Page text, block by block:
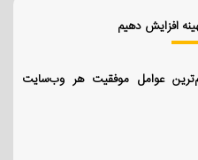
افزایش دهیم
عوامل موفقیت هر وب‌سایت